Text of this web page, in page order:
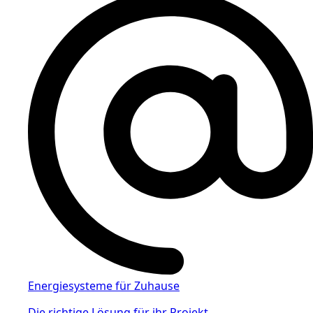
Energiesysteme für Zuhause